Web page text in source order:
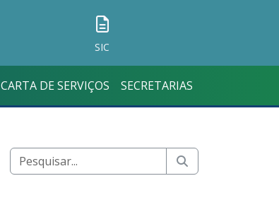
SIC
CARTA DE SERVIÇOS SECRETARIAS